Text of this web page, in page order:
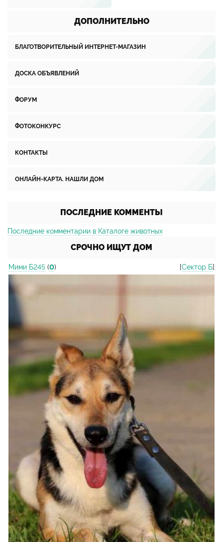
ДОПОЛНИТЕЛЬНО
БЛАГОТВОРИТЕЛЬНЫЙ ИНТЕРНЕТ-МАГАЗИН
ДОСКА ОБЪЯВЛЕНИЙ
ФОРУМ
ФОТОКОНКУРС
КОНТАКТЫ
ОНЛАЙН-КАРТА. НАШЛИ ДОМ
ПОСЛЕДНИЕ КОММЕНТЫ
Последние комментарии в Каталоге животных
СРОЧНО ИЩУТ ДОМ
Мими Б245 (0) [Сектор Б]